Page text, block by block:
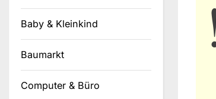
Baby & Kleinkind
Baumarkt
Computer & Büro